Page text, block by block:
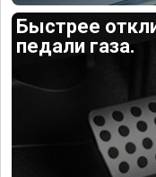
Быстрее
педали газа.